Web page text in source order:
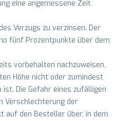
eine angemessene Zeit
Verzugs zu verzinsen. Der
fünf Prozentpunkte über dem
vorbehalten nachzuweisen,
Höhe nicht oder zumindest
Die Gefahr eines zufälligen
Verschlechterung der
auf den Besteller über, in dem